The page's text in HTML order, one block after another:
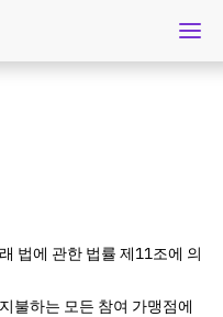
법에 관한 법률 제11조에 의
불하는 모든 참여 가맹점에